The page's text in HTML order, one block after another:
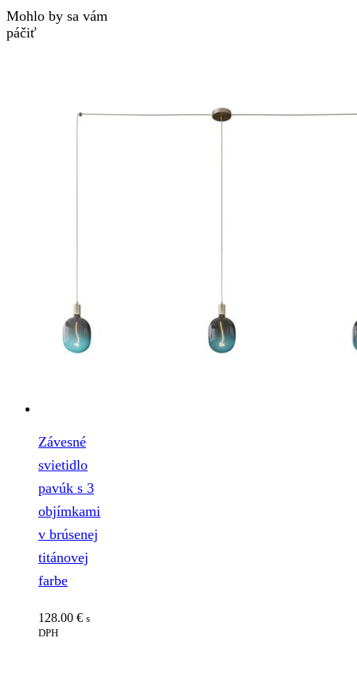
Mohlo by sa vám
páčiť
Závesné
svietidlo
pavúk s 3
objímkami
v brúsenej
titánovej
farbe
128.00 € s
DPH